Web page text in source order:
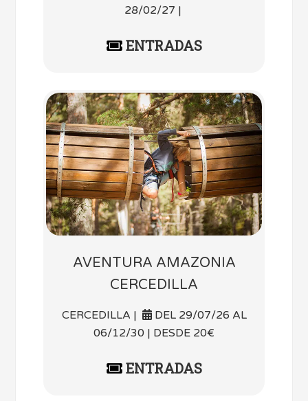
28/02/27 |
ENTRADAS
AVENTURA AMAZONIA
CERCEDILLA
CERCEDILLA |
DEL 29/07/26 AL
06/12/30 | DESDE 20€
ENTRADAS